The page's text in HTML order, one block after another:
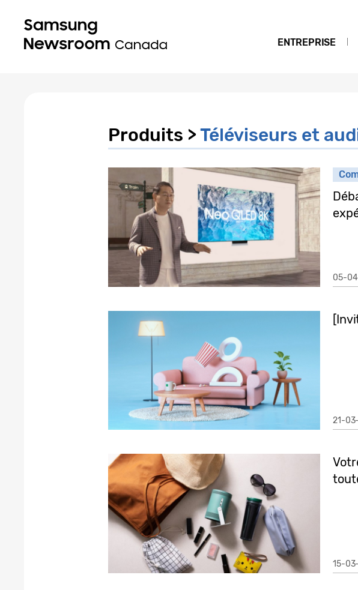
ENTREPRISE
Produits >Téléviseurs et
05-
21-
15-